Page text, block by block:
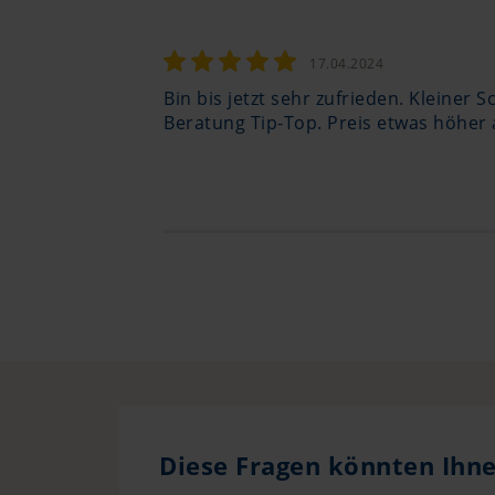
17.04.2024
Bin bis jetzt sehr zufrieden. Kleiner
Beratung Tip-Top. Preis etwas
Diese Fragen könnten